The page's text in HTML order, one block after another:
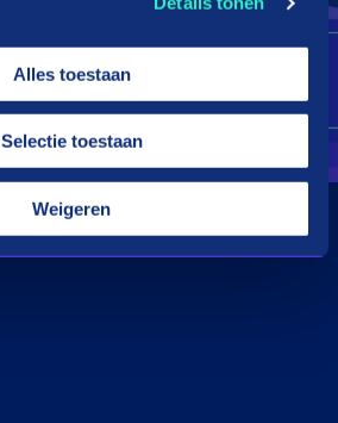
Alles toestaan
Selectie toestaan
Weigeren